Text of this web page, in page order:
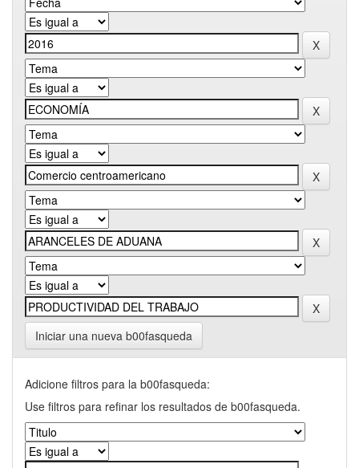
Iniciar una nueva b00fasqueda
Adicione filtros para la b00fasqueda:
Use filtros para refinar los resultados de b00fasqueda.